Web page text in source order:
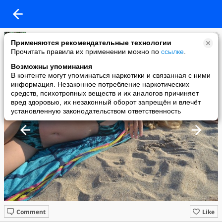
Применяются рекомендательные технологии
Прочитать правила их применении можно по ссылке
Возможны упоминания
В контенте могут упоминаться наркотики и связанная с ними
информация. Незаконное потребление наркотических
средств, психотропных веществ и их аналогов причиняет
вред здоровью, их незаконный оборот запрещён и влечёт
установленную законодательством ответственность
Derya
added a photo
26 Jun в 17:11
Like
Comment